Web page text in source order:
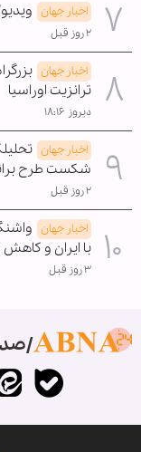
اخبار جهان
۲ روز قبل
اخبار جهان
ترانزیت اوراسیا
دیروز ۱۸:۱۶
اخبار جهان
شکست طرح
۲ روز قبل
اخبار جهان
با ایران و
۳ روز قبل